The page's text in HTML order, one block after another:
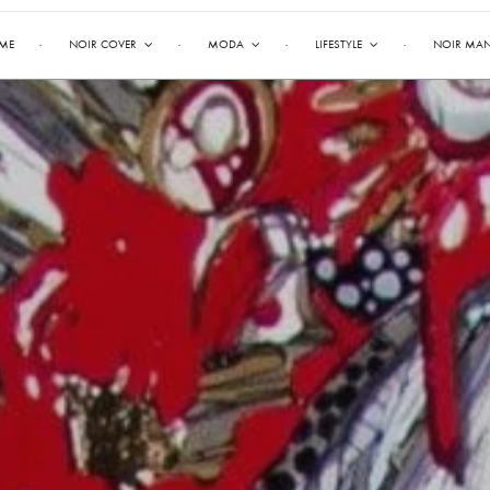
NOIR COVER MODA LIFESTYLE NOIR